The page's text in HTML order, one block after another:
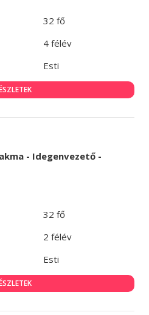
32 fő
4 félév
Esti
- Idegenvezető -
32 fő
2 félév
Esti